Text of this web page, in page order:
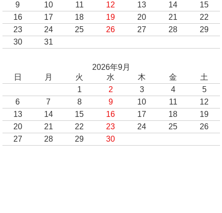
9
10 11 12 13 14
15
16
17 18 19 20 21
22
23
24 25 26 27 28
29
30
31
2026年9月
日
月 火 水 木 金
土
1
2 3 4
5
6
7 8 9 10 11
12
13
14 15 16 17 18
19
20
21 22 23 24 25
26
27
28 29 30